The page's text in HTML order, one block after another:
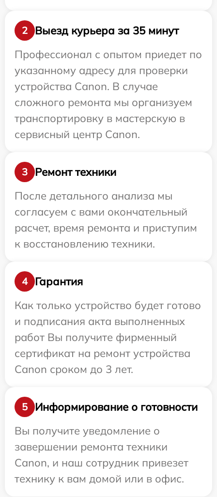
2
Выезд курьера за 35 минут
Профессионал с опытом приедет по
указанному адресу для проверки
устройства Canon. В случае
сложного ремонта мы организуем
транспортировку в мастерскую в
сервисный центр Canon.
3
Ремонт техники
После детального анализа мы
согласуем с вами окончательный
расчет, время ремонта и приступим
к восстановлению техники.
4
Гарантия
Как только устройство будет готово
и подписания акта выполненных
работ Вы получите фирменный
сертификат на ремонт устройства
Canon сроком до 3 лет.
5
Информирование о готовности
Вы получите уведомление о
завершении ремонта техники
Canon, и наш сотрудник привезет
технику к вам домой или в офис.